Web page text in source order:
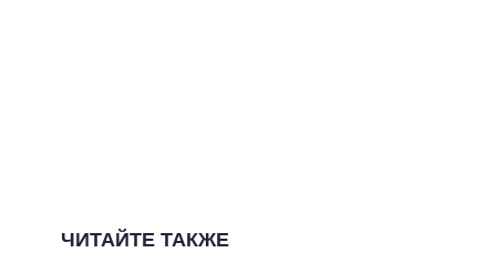
ЧИТАЙТЕ ТАКЖЕ